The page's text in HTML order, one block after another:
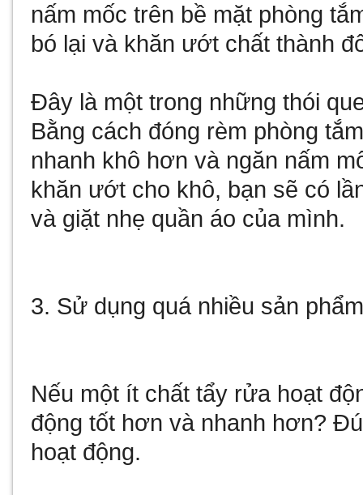
nấm mốc trên bề mặt phòng
bó lại và khăn ướt chất thành
Đây là một trong những thói
Bằng cách đóng rèm phòng
nhanh khô hơn và ngăn nấm
khăn ướt cho khô, bạn sẽ có
và giặt nhẹ quần áo của mình.
3. Sử dụng quá nhiều sản
Nếu một ít chất tẩy rửa hoạt
động tốt hơn và nhanh hơn?
hoạt động.